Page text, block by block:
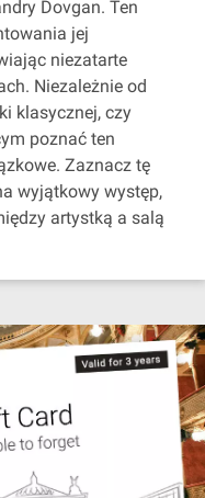
Dovgan. Ten
jej
niezatarte
Niezależnie od
klasycznej, czy
poznać ten
Zaznacz tę
wyjątkowy występ,
artystką a salą